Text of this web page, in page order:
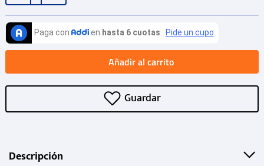
Añadir al carrito
Descripción